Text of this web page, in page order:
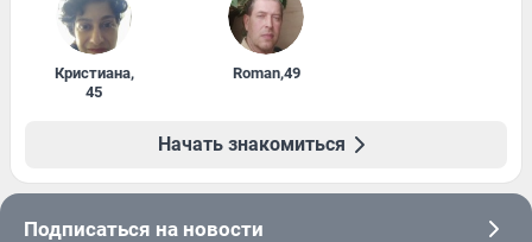
Кристиана,
45
Roman,49
Начать знакомиться
Подписаться на новости